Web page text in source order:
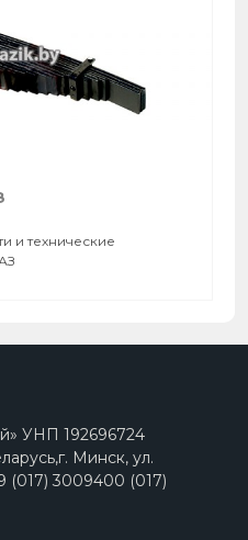
и технические
УНП 192696724
Минск, ул.
(017) 3009400 (017)